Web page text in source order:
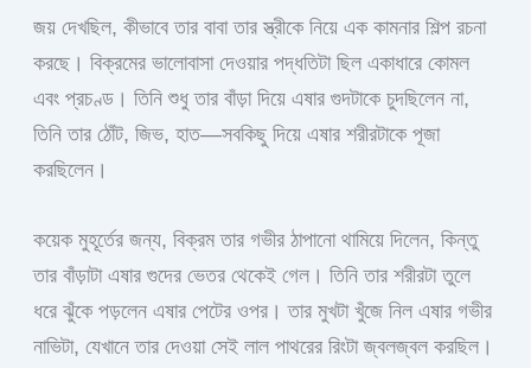
জয় দেখছিল, কীভাবে তার বাবা তার স্ত্রীকে নিয়ে এক কামনার শিল্প রচনা
করছে। বিক্রমের ভালোবাসা দেওয়ার পদ্ধতিটা ছিল একাধারে কোমল
এবং প্রচণ্ড। তিনি শুধু তার বাঁড়া দিয়ে এষার গুদটাকে চুদছিলেন না,
তিনি তার ঠোঁট, জিভ, হাত—সবকিছু দিয়ে এষার শরীরটাকে পূজা
করছিলেন।
কয়েক মুহূর্তের জন্য, বিক্রম তার গভীর ঠাপানো থামিয়ে দিলেন, কিন্তু
তার বাঁড়াটা এষার গুদের ভেতর থেকেই গেল। তিনি তার শরীরটা তুলে
ধরে ঝুঁকে পড়লেন এষার পেটের ওপর। তার মুখটা খুঁজে নিল এষার গভীর
নাভিটা, যেখানে তার দেওয়া সেই লাল পাথরের রিংটা জ্বলজ্বল করছিল।